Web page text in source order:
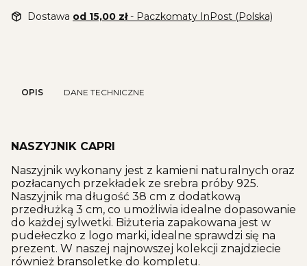
Dostawa od 15,00 zł- Paczkomaty InPost (Polska)
OPIS DANE TECHNICZNE
NASZYJNIK CAPRI
Naszyjnik wykonany jest z kamieni naturalnych oraz
pozłacanych przekładek ze srebra próby 925.
Naszyjnik ma długość 38 cm z dodatkową
przedłużką 3 cm, co umożliwia idealne dopasowanie
do każdej sylwetki. Biżuteria zapakowana jest w
pudełeczko z logo marki, idealne sprawdzi się na
prezent. W naszej najnowszej kolekcji znajdziecie
również bransoletkę do kompletu.